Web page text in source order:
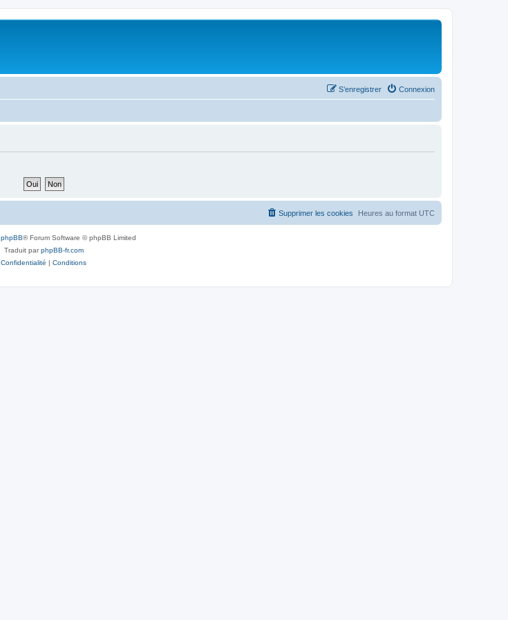
Connexion
S’enregistrer
Heures au format UTC
Supprimer les cookies
phpBB® Forum Software © phpBB Limited
Traduit parphpBB-fr.com
Confidentialité | Conditions